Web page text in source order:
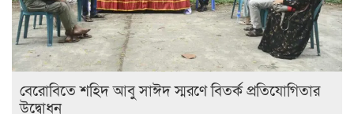
বেরোবিতে শহিদ আবু সাঈদ স্মরণে বিতর্ক প্রতিযোগিতার
উদ্বোধন